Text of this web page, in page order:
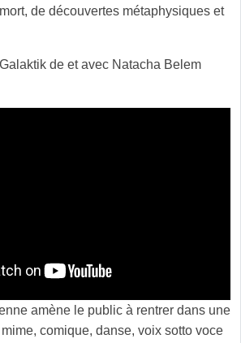
de découvertes métaphysiques et
de et avec Natacha Belem
amène le public à rentrer dans une
comique, danse, voix sotto voce